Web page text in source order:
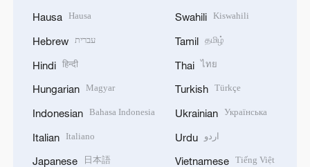
Hausa Hausa
Hebrew עברית
Hindi हिन्दी
Hungarian Magyar
Indonesian Bahasa Indonesia
Italian Italiano
Japanese 日本語
Swahili Kiswahili
Tamil தமிழ்
Thai ไทย
Turkish Türkçe
Ukrainian Українська
Urdu اردو
Vietnamese Tiếng Việt